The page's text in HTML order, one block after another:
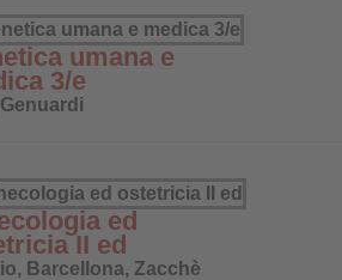
umana e
3/e
ed
II ed
Barcellona, Zacchè